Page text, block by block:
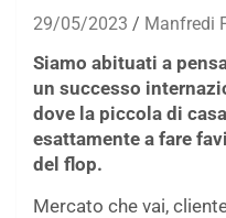
29/05/2023 Manfredi
Siamo abituati a
un successo
dove la piccola di
esattamente a fare
del flop.
Mercato che vai,